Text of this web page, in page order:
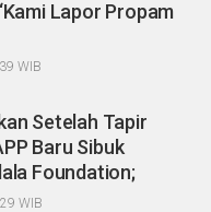
Lapor Propam
WIB
Setelah Tapir
Baru Sibuk
Foundation;
Konsesi
WIB